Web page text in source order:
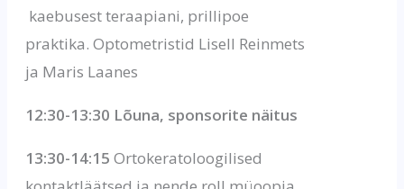
kaebusest teraapiani, prillipoe
praktika. Optometristid Lisell Reinmets
ja Maris Laanes
12:30-13:30 Lõuna, sponsorite näitus
13:30-14:15 Ortokeratoloogilised